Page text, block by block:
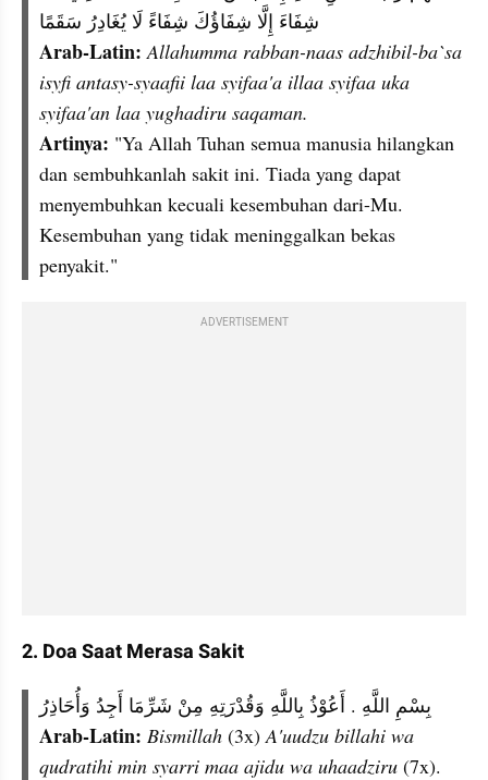
شِفَاءَ إِلَّا شِفَاؤُكَ شِفَاءً لَا يُغَادِرُ سَقَمًا
Arab-Latin: Allahumma rabban-naas adzhibil-ba`sa
isyfi antasy-syaafii laa syifaa'a illaa syifaa uka
syifaa'an laa yughadiru saqaman.
Artinya: "Ya Allah Tuhan semua manusia hilangkan
dan sembuhkanlah sakit ini. Tiada yang dapat
menyembuhkan kecuali kesembuhan dari-Mu.
Kesembuhan yang tidak meninggalkan bekas
penyakit."
ADVERTISEMENT
2. Doa Saat Merasa Sakit
بِسْمِ اللَّهِ . أَعُوْذُ بِاللَّهِ وَقُدْرَتِهِ مِنْ شَرِّمَا أَجِدُ وَأُحَاذِرُ
Arab-Latin: Bismillah (3x) A'uudzu billahi wa
qudratihi min syarri maa ajidu wa uhaadziru (7x).